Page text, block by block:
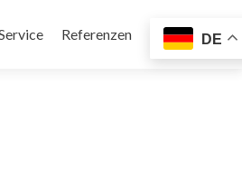
Referenzen DE